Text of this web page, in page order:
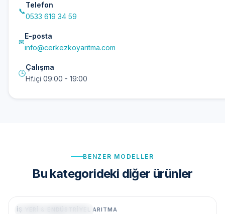
📞
Telefon
0533 619 34 59
✉
E-posta
info@cerkezkoyaritma.com
🕒
Çalışma
Hf.içi 09:00 - 19:00
BENZER MODELLER
Bu kategorideki diğer ürünler
300 L/gün • 10" Filtreler
İŞ YERI & ENDÜSTRIYEL ARITMA